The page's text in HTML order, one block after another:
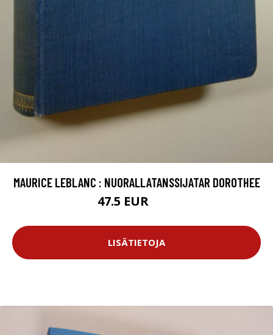
MAURICE LEBLANC : NUORALLATANSSIJATAR DOROTHEE
47.5 EUR
LISÄTIETOJA